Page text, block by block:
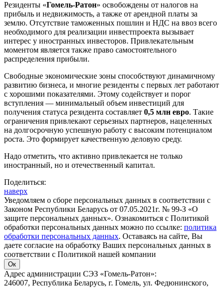
Резиденты «Гомель-Ратон» освобождены от налогов на
прибыль и недвижимость, а также от арендной платы за
землю. Отсутствие таможенных пошлин и НДС на ввоз всего
необходимого для реализации инвестпроекта вызывает
интерес у иностранных инвесторов. Привлекательным
моментом является также право самостоятельного
распределения прибыли.
Свободные экономические зоны способствуют динамичному
развитию бизнеса, и многие резиденты с первых лет работают
с хорошими показателями. Этому содействует и порог
вступления — минимальный объем инвестиций для
получения статуса резидента составляет 0,5 млн евро. Такие
ограничения привлекают серьезных партнеров, нацеленных
на долгосрочную успешную работу с высоким потенциалом
роста. Это формирует качественную деловую среду.
Надо отметить, что активно привлекается не только
иностранный, но и отечественный капитал.
Поделиться:
наверх
Уведомляем о сборе персональных данных в соответствии с
Законом Республики Беларусь от 07.05.2021г. № 99-З «О
защите персональных данных». Ознакомиться с Политикой
обработки персональных данных можно по ссылке: политика
обработки персональных данных. Оставаясь на сайте, Вы
даете согласие на обработку Ваших персональных данных в
соответствии с Политикой нашей компании
Ок
Адрес администрации СЭЗ «Гомель-Ратон»:
246007, Республика Беларусь, г. Гомель, ул. Федюнинского,